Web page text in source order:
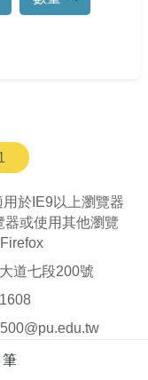
筆
筆
於IE9以上瀏覽器
器或使用其他瀏覽
道七段200號